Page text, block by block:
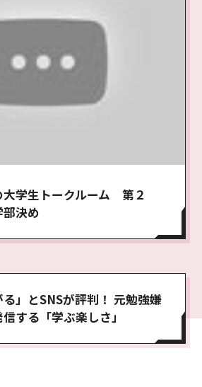
学生トークルーム 第２
決め
る」とSNSが評判！ 元勉強嫌
する「学ぶ楽しさ」